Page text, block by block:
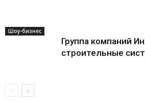
Шоу-бизнес
Группа компаний
строительные